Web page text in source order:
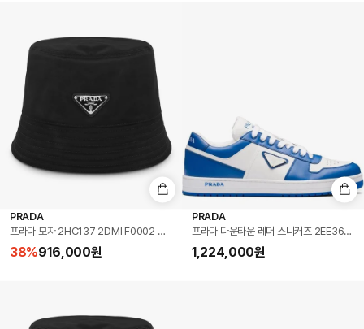
PRADA
프라다 모자 2HC137 2DMI F0002 리나일론 삼각로고 남성버킷햇 당일발송
38%916,000원
PRADA
프라다 다운타운 레더 스니커즈 2EE364
1,224,000원